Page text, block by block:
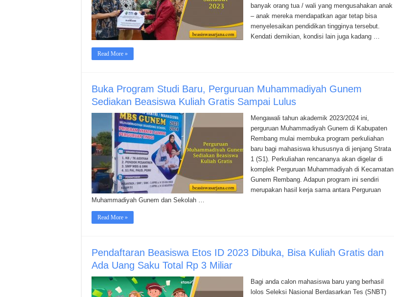
banyak orang tua / wali yang mengusahakan anak
– anak mereka mendapatkan agar tetap bisa
menyelesaikan pendidikan tingginya tersebut.
Kendati demikian, kondisi lain juga kadang …
Read More »
Buka Program Studi Baru, Perguruan Muhammadiyah Gunem
Sediakan Beasiswa Kuliah Gratis Sampai Lulus
Mengawali tahun akademik 2023/2024 ini,
perguruan Muhammadiyah Gunem di Kabupaten
Rembang mulai membuka program perkuliahan
baru bagi mahasiswa khususnya di jenjang Strata
1 (S1). Perkuliahan rencananya akan digelar di
komplek Perguruan Muhammadiyah di Kecamatan
Gunem Rembang. Adapun program ini sendiri
merupakan hasil kerja sama antara Perguruan
Muhammadiyah Gunem dan Sekolah …
Read More »
Pendaftaran Beasiswa Etos ID 2023 Dibuka, Bisa Kuliah Gratis dan
Ada Uang Saku Total Rp 3 Miliar
Bagi anda calon mahasiswa baru yang berhasil
lolos Seleksi Nasional Berdasarkan Tes (SNBT)